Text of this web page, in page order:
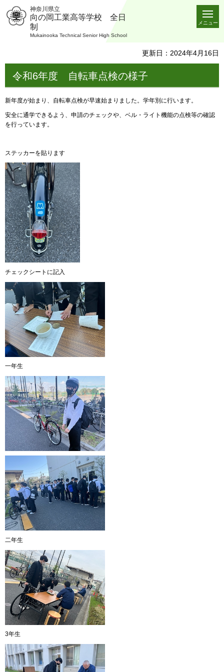
神奈川県立
向の岡工業高等学校 全日
制
Mukainooka Technical Senior High School
メニュー
更新日：2024年4月16日
令和6年度 自転車点検の様子
新年度が始まり、自転車点検が早速始まりました。学年別に行います。
安全に通学できるよう、申請のチェックや、ベル・ライト機能の点検等の確認
を行っています。
ステッカーを貼ります
チェックシートに記入
一年生
二年生
3年生